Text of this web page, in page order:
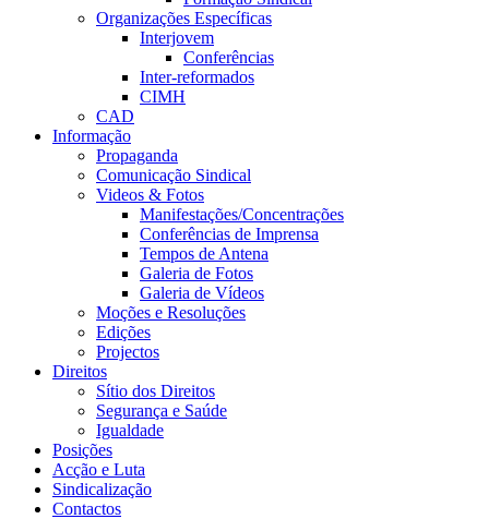
Organizações Específicas
Interjovem
Conferências
Inter-reformados
CIMH
CAD
Informação
Propaganda
Comunicação Sindical
Videos & Fotos
Manifestações/Concentrações
Conferências de Imprensa
Tempos de Antena
Galeria de Fotos
Galeria de Vídeos
Moções e Resoluções
Edições
Projectos
Direitos
Sítio dos Direitos
Segurança e Saúde
Igualdade
Posições
Acção e Luta
Sindicalização
Contactos